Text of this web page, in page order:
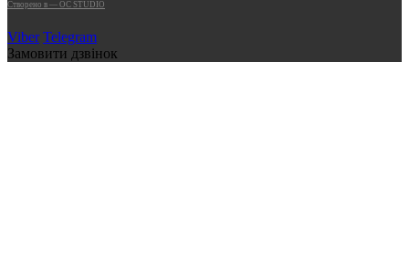
Cтворено в — OC STUDIO
Viber Telegram
Замовити дзвінок